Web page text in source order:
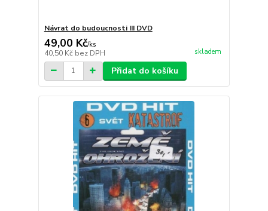
Návrat do budoucnosti III DVD
49,00 Kč/ks
40,50 Kč bez DPH skladem
Přidat do košíku